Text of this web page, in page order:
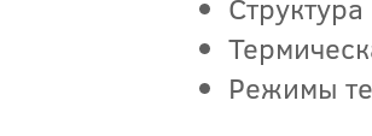
Режимы